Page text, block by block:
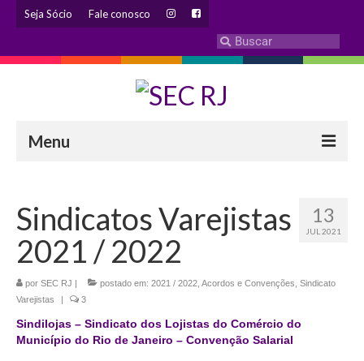
Seja Sócio Fale conosco
Menu
Eleição 2024 – Comissão Eleitoral
Histórico
Diretoria
Estatuto
13
JUL 2021
Sindicatos Varejistas
2021 / 2022
por SEC RJ | postado em: 2021 / 2022 Acordos e Convenções Sindicato
Varejistas
| 3
Sindilojas – Sindicato dos Lojistas do Comércio do
Município do Rio de Janeiro – Convenção Salarial